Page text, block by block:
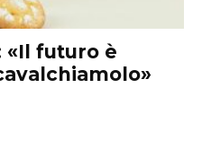
«Il futuro è